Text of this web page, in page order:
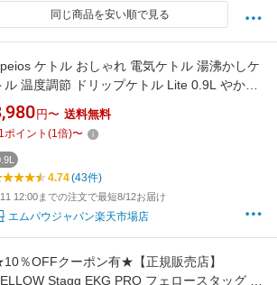
同じ商品を安い順で見る
ケトル おしゃれ 電気ケトル 湯沸かしケ
ル 温度調節 ドリップケトル Lite 0.9L やかん
ーヒーケトル 湯沸かし 細口 ステンレス おし
れ スタイリッシュ 電気ポット ドリップ 空焚
防止 ギフト
円〜 送料無料
ポイント (1倍)〜
4.74(43件)
12:00までの注文で最短8/12お届け
エムパウジャパン楽天市場店
％OFFクーポン有★【正規販売店】
Stagg EKG PRO フェロースタッグ 温